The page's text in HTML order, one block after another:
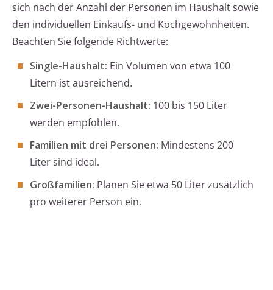
sich nach der Anzahl der Personen im Haushalt sowie
den individuellen Einkaufs- und Kochgewohnheiten.
Beachten Sie folgende Richtwerte:
Single-Haushalt: Ein Volumen von etwa 100
Litern ist ausreichend.
Zwei-Personen-Haushalt: 100 bis 150 Liter
werden empfohlen.
Familien mit drei Personen: Mindestens 200
Liter sind ideal.
Großfamilien: Planen Sie etwa 50 Liter zusätzlich
pro weiterer Person ein.